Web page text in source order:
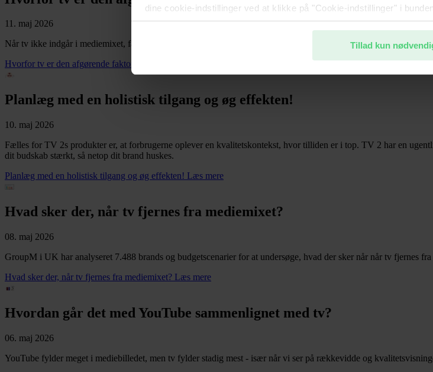
dine cookie-indstillinger ved at klikke på "Cookie-indstillinger" i
vil ikke påvirke browserdata. Du kan læse mere om behandlingen af
Tillad kun
11. maj 2026
Når tv ikke indgår i mediemixet, falder købsintentionen markant! Det viser en ny analyse fra Thinkbox.
Hvorfor tv er den afgørende faktor i kampagners langtidseffekt
Planlæg med en holistisk tilgang og øg effekten!
10. maj 2026
Fælles for TV 2s produkter er, at forbrugerne oplever en kvalitetskontekst, hvor tilliden er i top. TV 2 har en
dit budskab stærkt, så netop dit brand huskes.
Planlæg med en holistisk tilgang og øg effekten! Læs mere
Hvad sker der, når tv fjernes fra mediemixet?
08. maj 2026
GroupM i UK har analyseret 7.488 brands og budgetscenarier for at undersøge, hvad der sker når når tv fjernes
Hvad sker der, når tv fjernes fra mediemixet? Læs mere
Hvordan går det med YouTube sammenlignet med tv?
06. maj 2026
YouTube fylder meget i mediebilledet, men tv fylder stadig mest - især når vi ser på rækkevidde og